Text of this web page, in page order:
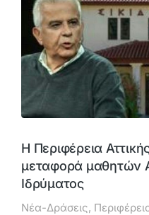
Η Περιφέρεια
μεταφορά μαθητών
Ιδρύματος
Νέα-Δράσεις,